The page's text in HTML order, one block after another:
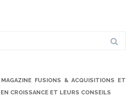
FUSIONS & ACQUISITIONS ET
CROISSANCE ET LEURS CONSEILS